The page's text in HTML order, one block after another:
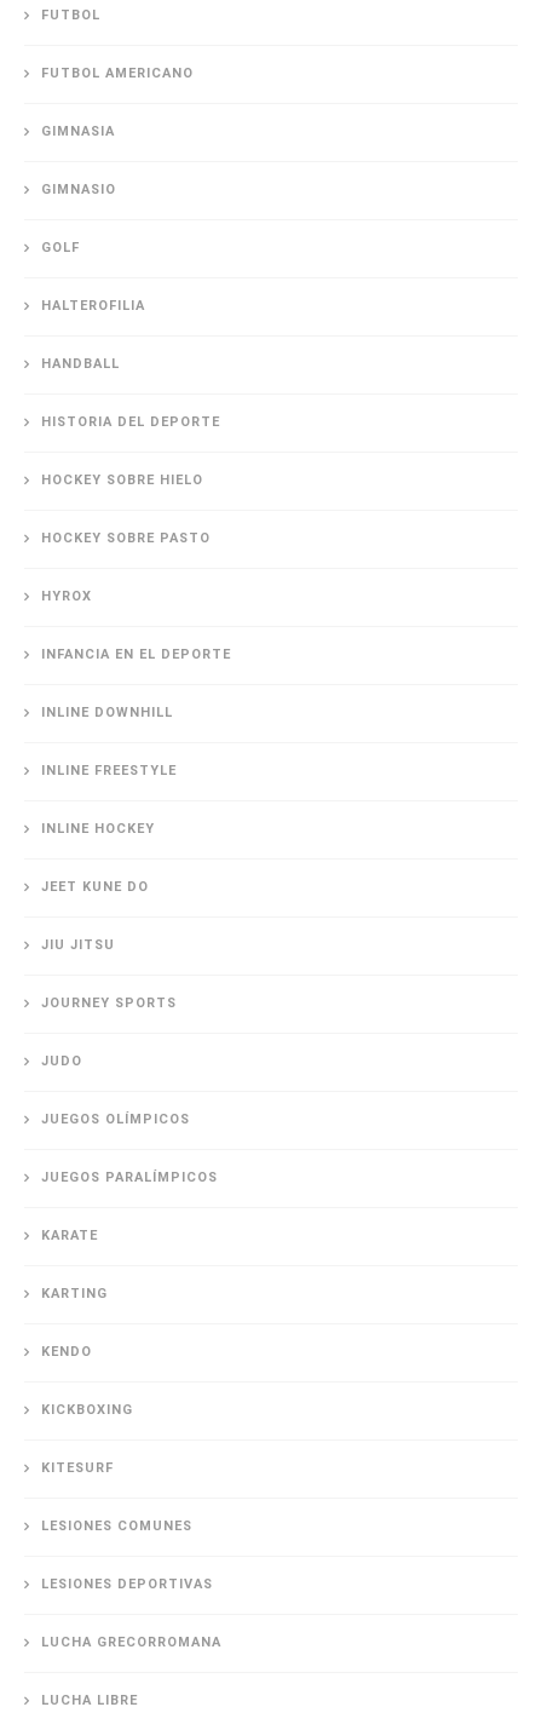
FUTBOL
FUTBOL AMERICANO
GIMNASIA
GIMNASIO
GOLF
HALTEROFILIA
HANDBALL
HISTORIA DEL DEPORTE
HOCKEY SOBRE HIELO
HOCKEY SOBRE PASTO
HYROX
INFANCIA EN EL DEPORTE
INLINE DOWNHILL
INLINE FREESTYLE
INLINE HOCKEY
JEET KUNE DO
JIU JITSU
JOURNEY SPORTS
JUDO
JUEGOS OLÍMPICOS
JUEGOS PARALÍMPICOS
KARATE
KARTING
KENDO
KICKBOXING
KITESURF
LESIONES COMUNES
LESIONES DEPORTIVAS
LUCHA GRECORROMANA
LUCHA LIBRE